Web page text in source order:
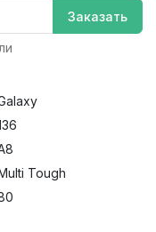
Заказать
Tough